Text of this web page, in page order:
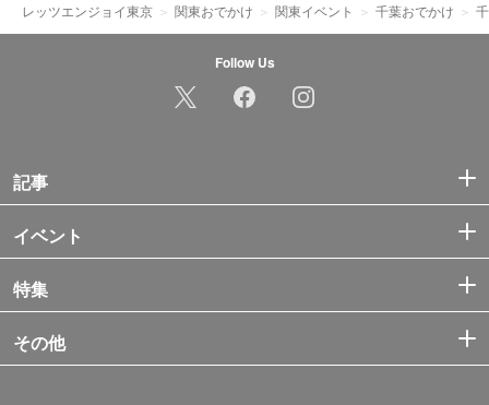
レッツエンジョイ東京 関東おでかけ 関東イベント 千葉おでかけ
Follow Us
記事
イベント
特集
その他